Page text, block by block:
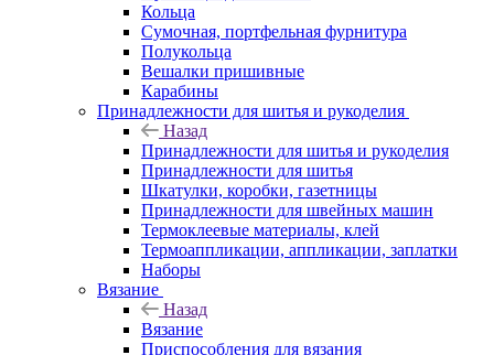
Кольца
Сумочная, портфельная фурнитура
Полукольца
Вешалки пришивные
Карабины
Принадлежности для шитья и рукоделия
Назад
Принадлежности для шитья и рукоделия
Принадлежности для шитья
Шкатулки, коробки, газетницы
Принадлежности для швейных машин
Термоклеевые материалы, клей
Термоаппликации, аппликации, заплатки
Наборы
Вязание
Назад
Вязание
Приспособления для вязания